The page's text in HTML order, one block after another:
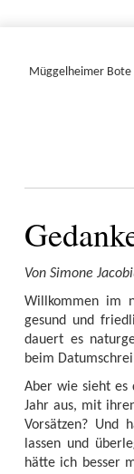
Müggelheimer Bote
Von Simone
Willkommen im
gesund und
dauert es
beim
Aber wie sieht es
Jahr aus, mit
Vorsätzen? Und
lassen und
hätte ich besser